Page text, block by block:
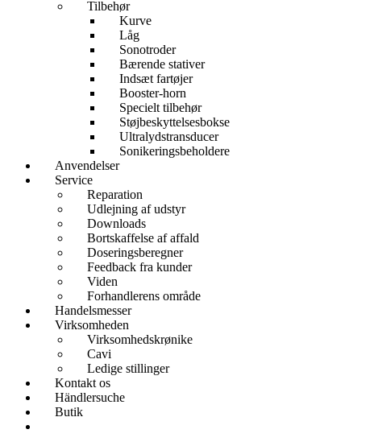
Tilbehør
Kurve
Låg
Sonotroder
Bærende stativer
Indsæt fartøjer
Booster-horn
Specielt tilbehør
Støjbeskyttelsesbokse
Ultralydstransducer
Sonikeringsbeholdere
Anvendelser
Service
Reparation
Udlejning af udstyr
Downloads
Bortskaffelse af affald
Doseringsberegner
Feedback fra kunder
Viden
Forhandlerens område
Handelsmesser
Virksomheden
Virksomhedskrønike
Cavi
Ledige stillinger
Kontakt os
Händlersuche
Butik